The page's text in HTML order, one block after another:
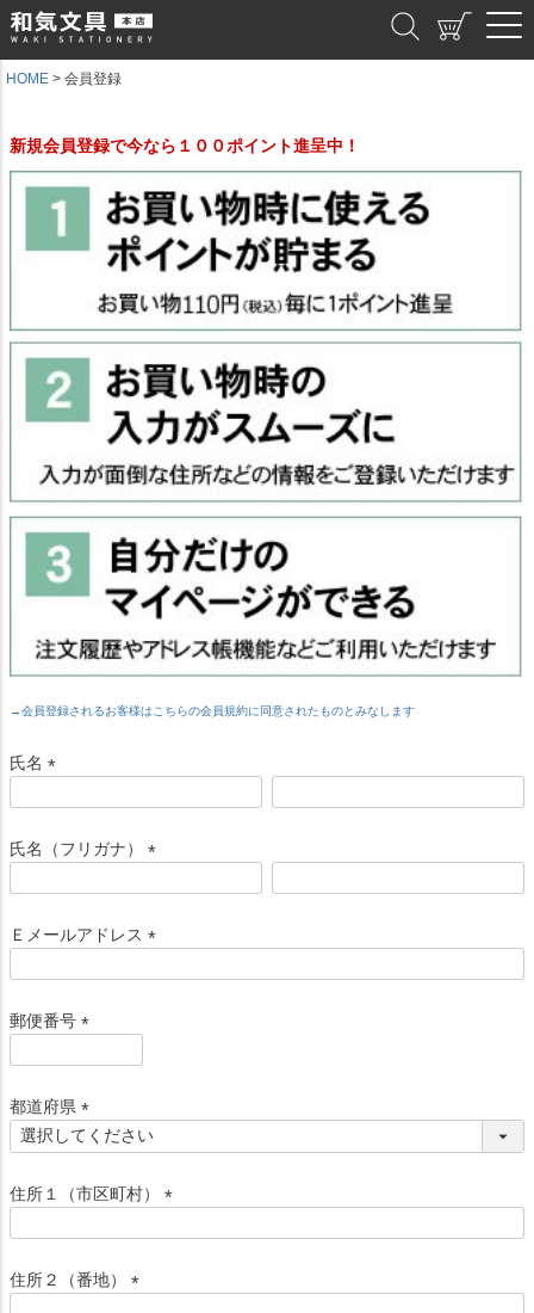
HOME 会員登録
新規会員登録で今なら１００ポイント進呈中！
→会員登録されるお客様はこちらの会員規約に同意されたものとみなします
氏名
須
)
氏名（フリガナ）
須
)
Ｅメールアドレス
郵便番号
須
)
都道府県
(
須
)
住所１（市区町村）
)
住所２（番地）